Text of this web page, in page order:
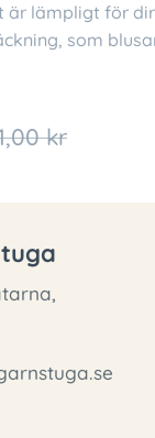
är lämpligt för
som
kr